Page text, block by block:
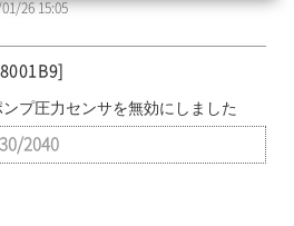
26 15:05
プ圧力センサを無効にしました
2040
about you with our partners.
your cookie settings on our